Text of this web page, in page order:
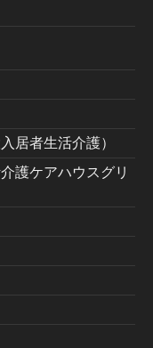
居者生活介護）
護ケアハウスグリ